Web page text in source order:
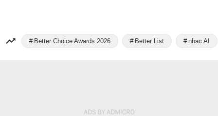
Better Choice Awards 2026 Better List nhạc AI